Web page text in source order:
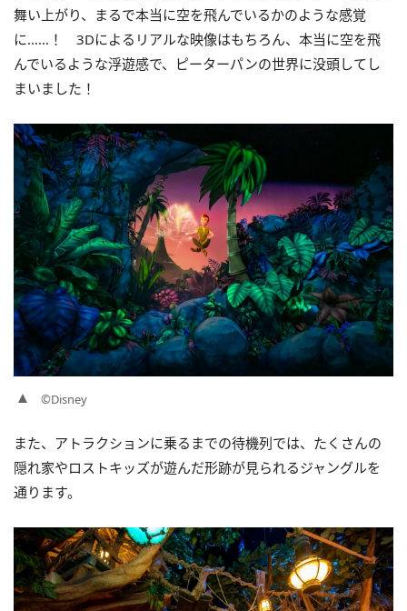
舞い上がり、まるで本当に空を飛んでいるかのような感覚
に……！ 3Dによるリアルな映像はもちろん、本当に空を飛
んでいるような浮遊感で、ピーターパンの世界に没頭してし
まいました！
©Disney
また、アトラクションに乗るまでの待機列では、たくさんの
隠れ家やロストキッズが遊んだ形跡が見られるジャングルを
通ります。